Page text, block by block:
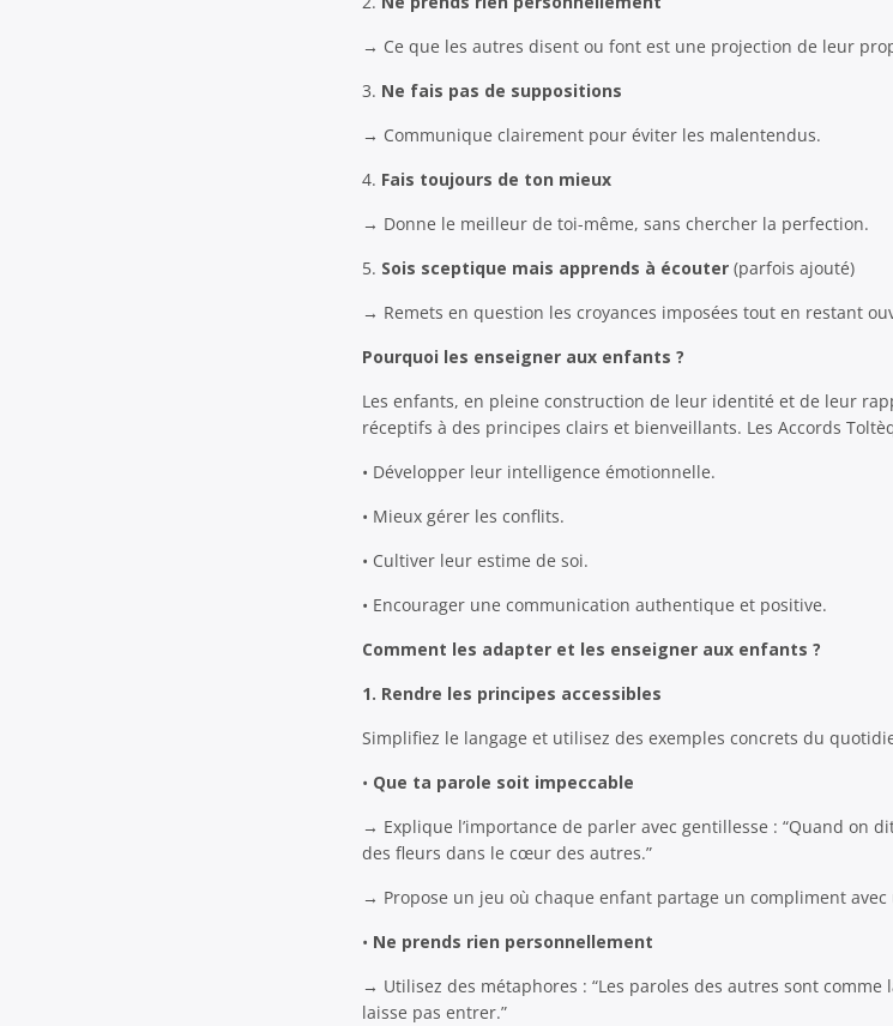
→ Ce que les autres disent ou font est une projection de leur
3. Ne fais pas de suppositions
→ Communique clairement pour éviter les malentendus.
4. Fais toujours de ton mieux
→ Donne le meilleur de toi-même, sans chercher la perfection.
5. Sois sceptique mais apprends à écouter (parfois ajouté)
→ Remets en question les croyances imposées tout en restant
Pourquoi les enseigner aux enfants ?
Les enfants, en pleine construction de leur identité et de leur
réceptifs à des principes clairs et bienveillants. Les Accords
• Développer leur intelligence émotionnelle.
• Mieux gérer les conflits.
• Cultiver leur estime de soi.
• Encourager une communication authentique et positive.
Comment les adapter et les enseigner aux enfants ?
1. Rendre les principes accessibles
Simplifiez le langage et utilisez des exemples concrets du
• Que ta parole soit impeccable
→ Explique l’importance de parler avec gentillesse : “Quand on
des fleurs dans le cœur des autres.”
→ Propose un jeu où chaque enfant partage un compliment avec
• Ne prends rien personnellement
→ Utilisez des métaphores : “Les paroles des autres sont
laisse pas entrer.”